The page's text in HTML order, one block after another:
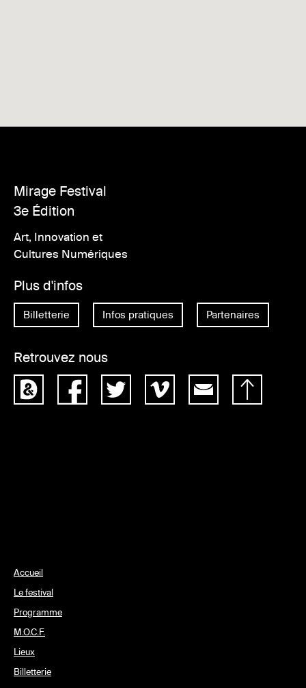
Mirage Festival
3e Édition
Art, Innovation et
Cultures Numériques
Plus d'infos
Billetterie Infos pratiques Partenaires
Retrouvez nous
Accueil
Le festival
Programme
M.O.C.F.
Lieux
Billetterie